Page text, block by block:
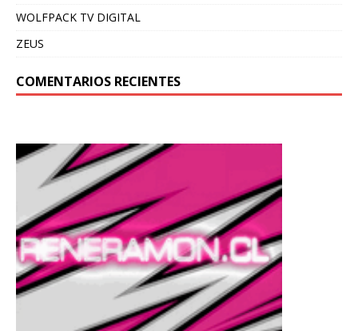
WOLFPACK TV DIGITAL
ZEUS
COMENTARIOS RECIENTES